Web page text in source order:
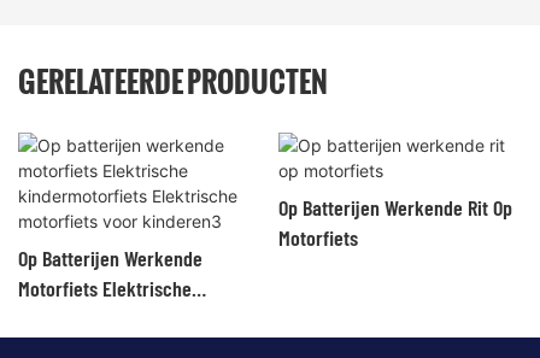
GERELATEERDE PRODUCTEN
Op Batterijen Werkende
Motorfiets Elektrische
Op Batterijen Werkende Rit Op
Motorfiets